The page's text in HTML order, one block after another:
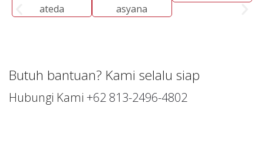
Butuh bantuan? Kami selalu siap
Hubungi Kami +62 813-2496-4802